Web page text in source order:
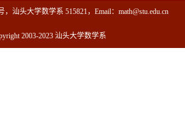
汕头大学数学系 515821，Email：math@stu.edu.cn
2003-2023 汕头大学数学系